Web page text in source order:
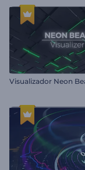
Visualizador Neon